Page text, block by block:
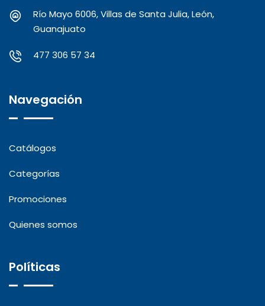
Río Mayo 6006, Villas de Santa Julia, León,
Guanajuato
477 306 57 34
Navegación
Catálogos
Categorías
Promociones
Quienes somos
Políticas